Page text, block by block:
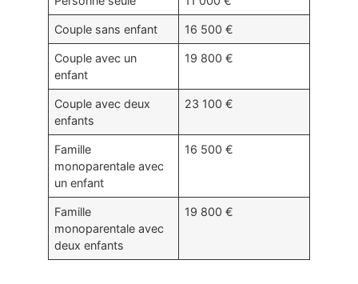
Couple sans enfant 16 500 €
Couple avec un
enfant
19 800 €
Couple avec deux
enfants
23 100 €
Famille
monoparentale avec
un enfant
16 500 €
Famille
monoparentale avec
deux enfants
19 800 €